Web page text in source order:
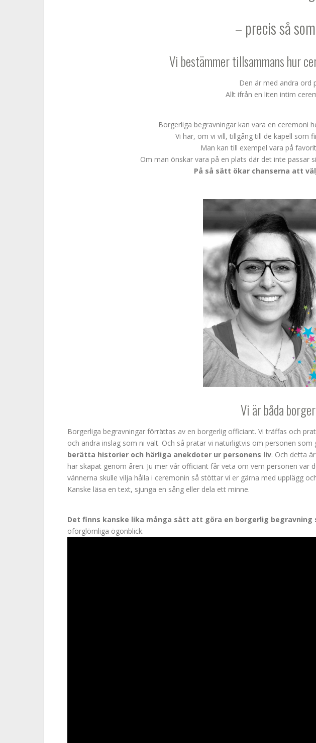
– precis så som
Vi bestämmer tillsammans hur
Den är med andra ord
Allt ifrån en liten intim
Borgerliga begravningar kan vara en ceremoni
Vi har, om vi vill, tillgång till de kapell som
Man kan till exempel vara på
Om man önskar vara på en plats där det inte passar
På så sätt ökar chanserna att
Vi är båda
Borgerliga begravningar förrättas av en borgerlig officiant. Vi träffas och
och andra inslag som ni valt. Och så pratar vi naturligtvis om personen som
berätta historier och härliga anekdoter ur personens liv. Och detta
har skapat genom åren. Ju mer vår officiant får veta om vem personen
vännerna skulle vilja hålla i ceremonin så stöttar vi er gärna med upplägg
Kanske läsa en text, sjunga en sång eller dela ett minne.
Det finns kanske lika många sätt att göra en borgerlig begravning
oförglömliga ögonblick.